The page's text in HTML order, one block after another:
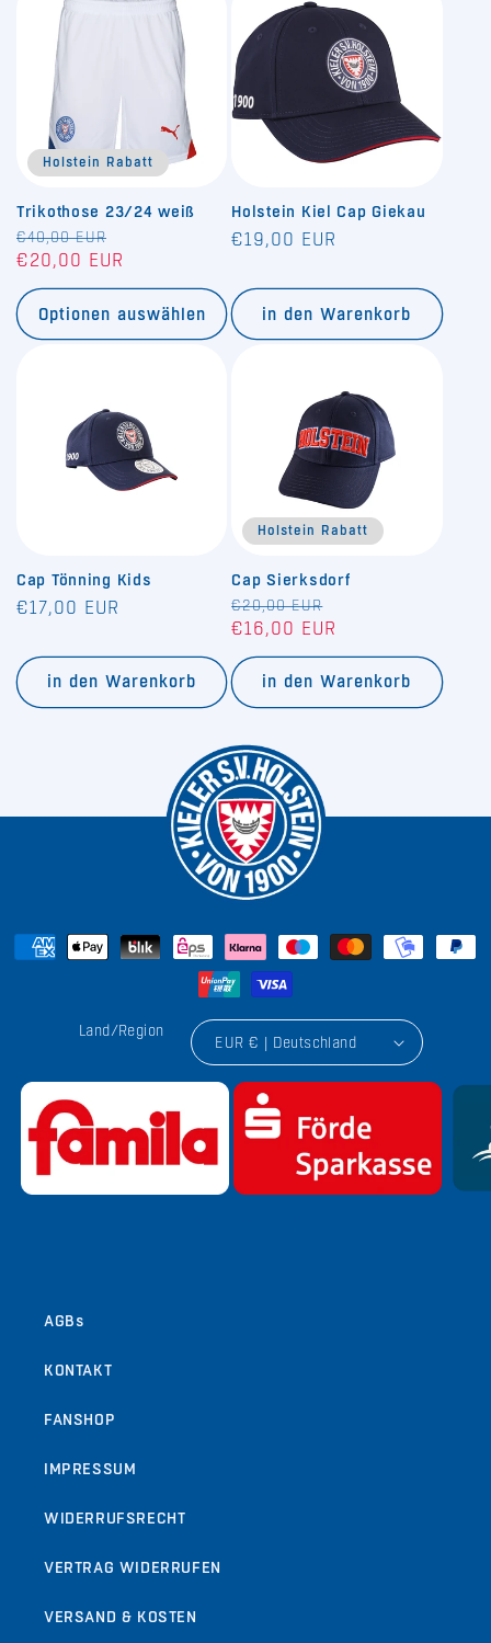
Holstein Rabatt
Trikothose 23/24 weiß
Normaler
Preis
€40,00 EUR
Verkaufspreis
€20,00 EUR
Optionen auswählen
Holstein Kiel Cap Giekau
Normaler
€19,00 EUR
in den Warenkorb
Cap Tönning Kids
Normaler
€17,00 EUR
in den Warenkorb
Holstein Rabatt
Cap Sierksdorf
Normaler
Preis
€20,00 EUR
€16,00 EUR
in den Warenkorb
Land/Region
EUR € | Deutschland
AGBs
KONTAKT
FANSHOP
IMPRESSUM
WIDERRUFSRECHT
VERTRAG WIDERRUFEN
VERSAND & KOSTEN